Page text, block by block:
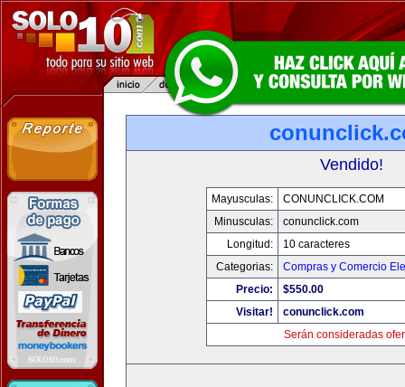
Vendido!
Mayusculas:
CONUNCLICK.COM
Minusculas:
conunclick.com
Longitud:
10 caracteres
Categorias:
Compras y Comercio
Precio:
$550.00
Visitar!
conunclick.com
Serán consideradas